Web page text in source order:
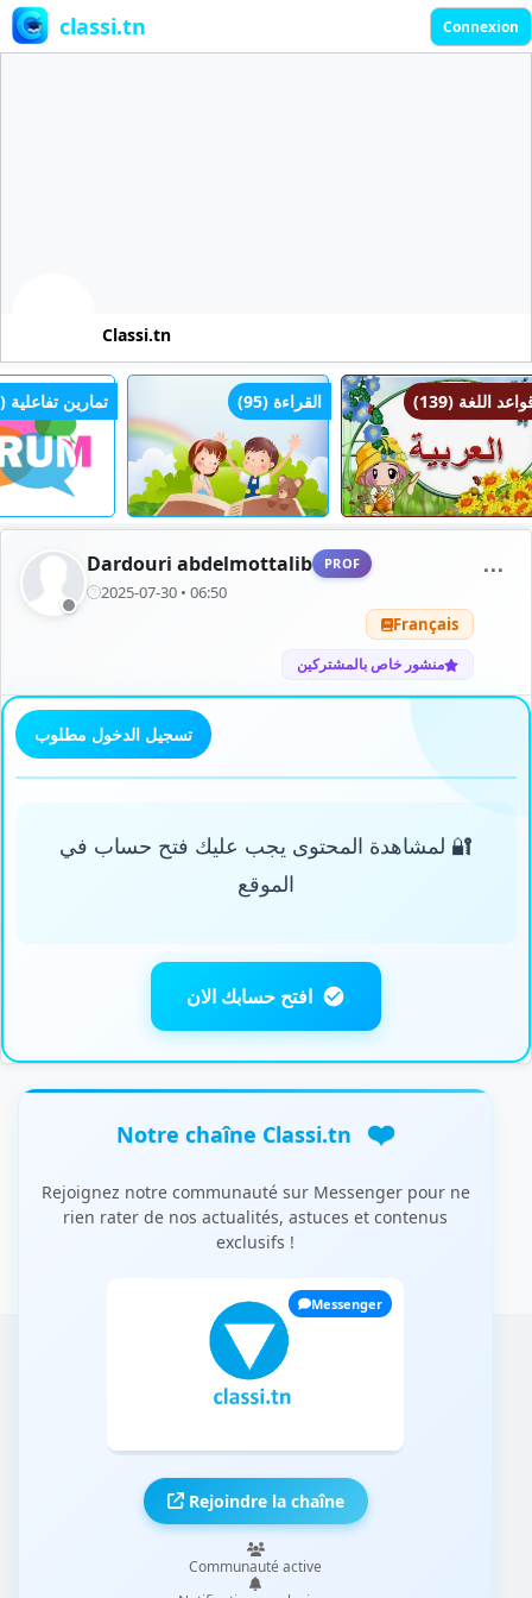
classi.tn Connexion
Classi.tn
تمارين تفاعلية القراءة (95) قواعد اللغة (139)
Dardouri abdelmottalib PROF
2025-07-30 • 06:50
Français
منشور خاص بالمشتركين
⋯
تسجيل الدخول مطلوب
🔐 لمشاهدة المحتوى يجب عليك فتح حساب في
الموقع
افتح حسابك الان
Notre chaîne Classi.tn ❤️
Rejoignez notre communauté sur Messenger pour ne
rien rater de nos actualités, astuces et contenus
exclusifs !
Messenger
Rejoindre la chaîne
Communauté active